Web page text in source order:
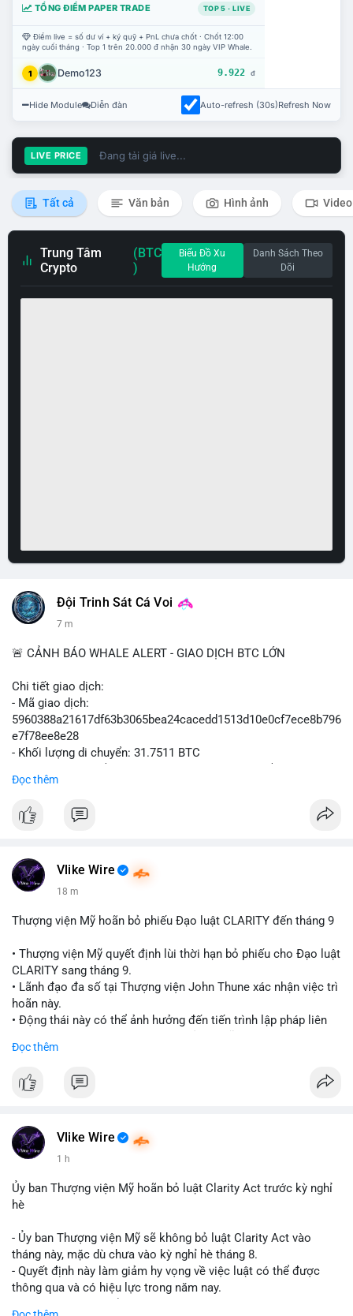
TỔNG ĐIỂM PAPER TRADE TOP 5 · LIVE
Điểm live = số dư ví + ký quỹ + PnL chưa chốt · Chốt 12:00
ngày cuối tháng · Top 1 trên 20.000 đ nhận 30 ngày VIP Whale.
1 Demo123 9.922 đ
Hide Module Diễn đàn Auto-refresh (30s)Refresh Now
LIVE PRICE Đang tải giá live...
Tất cả Văn bản Hình ảnh Video
Trung Tâm
Crypto
(BTC
)
Biểu Đồ Xu
Hướng
Danh Sách Theo
Dõi
Đội Trinh Sát Cá Voi
8 m
🚨 CẢNH BÁO WHALE ALERT - GIAO DỊCH BTC LỚN
Chi tiết giao dịch:
- Mã giao dịch:
5960388a21617df63b3065bea24cacedd1513d10e0cf7ece8b796
e7f78ee8e28
- Khối lượng di chuyển: 31.7511 BTC
USD)
Đọc thêm
Vlike Wire
18 m
Thượng viện Mỹ hoãn bỏ phiếu Đạo luật CLARITY đến tháng 9
• Thượng viện Mỹ quyết định lùi thời hạn bỏ phiếu cho Đạo luật
CLARITY sang tháng 9.
• Lãnh đạo đa số tại Thượng viện John Thune xác nhận việc trì
hoãn này.
• Động thái này có thể ảnh hưởng đến tiến trình lập pháp liên
📰 Nguồn: Cointelegraph
Đọc thêm
Vlike Wire
1 h
Ủy ban Thượng viện Mỹ hoãn bỏ luật Clarity Act trước kỳ nghỉ
hè
- Ủy ban Thượng viện Mỹ sẽ không bỏ luật Clarity Act vào
tháng này, mặc dù chưa vào kỳ nghỉ hè tháng 8.
- Quyết định này làm giảm hy vọng về việc luật có thể được
thông qua và có hiệu lực trong năm nay.